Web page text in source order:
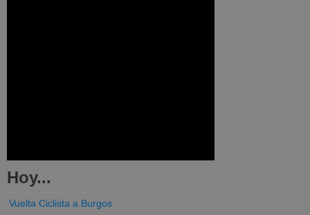
Hoy...
Vuelta Ciclista a Burgos